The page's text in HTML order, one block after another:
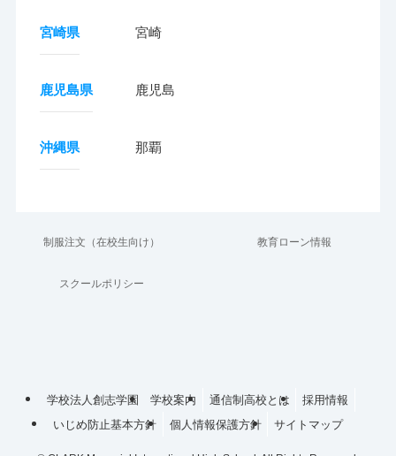
宮崎県 宮崎
鹿児島県 鹿児島
沖縄県 那覇
制服注文（在校生向け） 教育ローン情報
スクールポリシー
学校法人創志学園 学校案内 通信制高校とは
採用情報
いじめ防止基本方針
個人情報保護方針 サイトマップ